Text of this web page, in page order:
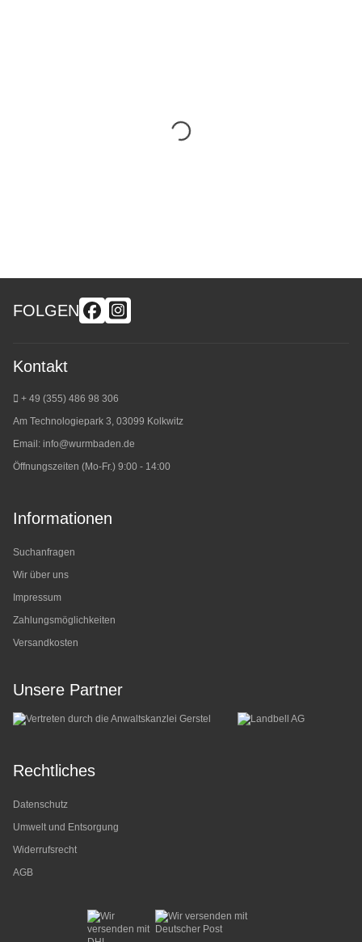
FOLGEN
Kontakt
+ 49 (355) 486 98 306
Am Technologiepark 3, 03099 Kolkwitz
Email: info@wurmbaden.de
Öffnungszeiten (Mo-Fr.) 9:00 - 14:00
Informationen
Suchanfragen
Wir über uns
Impressum
Zahlungsmöglichkeiten
Versandkosten
Unsere Partner
Rechtliches
Datenschutz
Umwelt und Entsorgung
Widerrufsrecht
AGB